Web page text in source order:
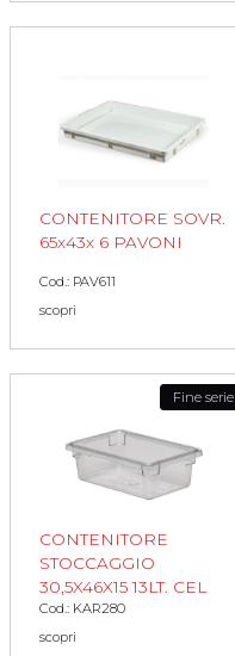
CONTENITORE SOVR.
65x43x 6 PAVONI
Cod.: PAV611
scopri
Fine serie
CONTENITORE
STOCCAGGIO
30,5X46X15 13LT. CEL
Cod.: KAR280
scopri